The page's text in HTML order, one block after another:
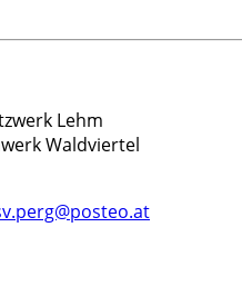
Lehm
Waldviertel